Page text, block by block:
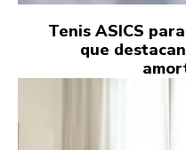
Tenis ASICS
que